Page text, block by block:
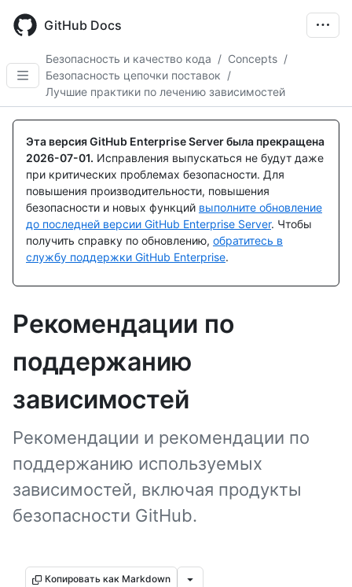
main
GitHub Docs
Безопасность и качество кода / Concepts /
Безопасность цепочки поставок /
Лучшие практики по лечению зависимостей
Эта версия GitHub Enterprise Server была прекращена
2026-07-01. Исправления выпускаться не будут даже
при критических проблемах безопасности. Для
повышения производительности, повышения
безопасности и новых функций выполните обновление
до последней версии GitHub Enterprise Server. Чтобы
получить справку по обновлению, обратитесь в
службу поддержки GitHub Enterprise.
Рекомендации по
поддержанию
зависимостей
Рекомендации и рекомендации по
поддержанию используемых
зависимостей, включая продукты
безопасности GitHub.
Копировать как Markdown